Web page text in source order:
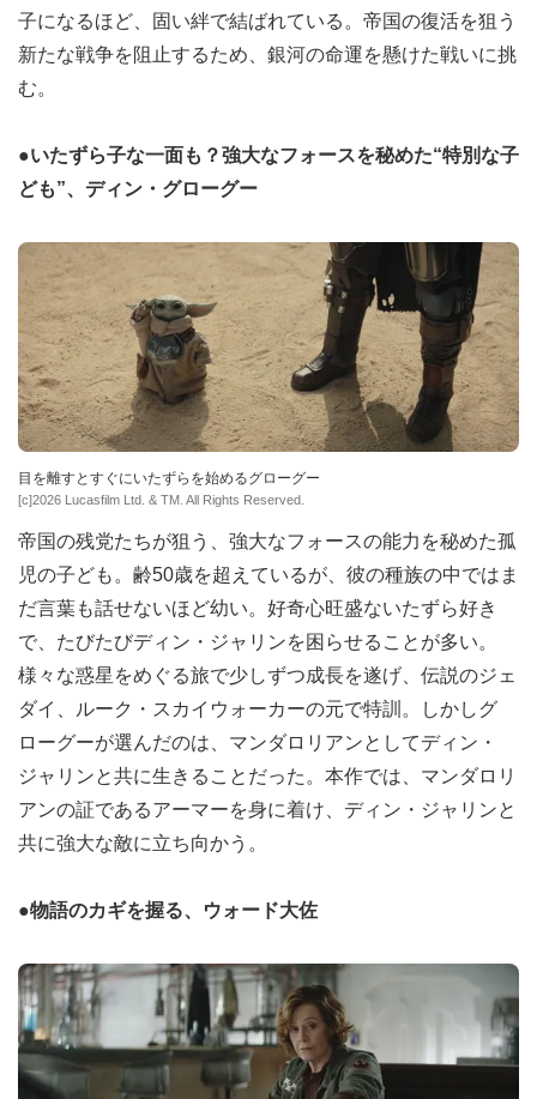
子になるほど、固い絆で結ばれている。帝国の復活を狙う
新たな戦争を阻止するため、銀河の命運を懸けた戦いに挑
む。
●いたずら子な一面も？強大なフォースを秘めた“特別な子
ども”、ディン・グローグー
目を離すとすぐにいたずらを始めるグローグー
[c]2026 Lucasfilm Ltd. & TM. All Rights Reserved.
帝国の残党たちが狙う、強大なフォースの能力を秘めた孤
児の子ども。齢50歳を超えているが、彼の種族の中ではま
だ言葉も話せないほど幼い。好奇心旺盛ないたずら好き
で、たびたびディン・ジャリンを困らせることが多い。
様々な惑星をめぐる旅で少しずつ成長を遂げ、伝説のジェ
ダイ、ルーク・スカイウォーカーの元で特訓。しかしグ
ローグーが選んだのは、マンダロリアンとしてディン・
ジャリンと共に生きることだった。本作では、マンダロリ
アンの証であるアーマーを身に着け、ディン・ジャリンと
共に強大な敵に立ち向かう。
●物語のカギを握る、ウォード大佐